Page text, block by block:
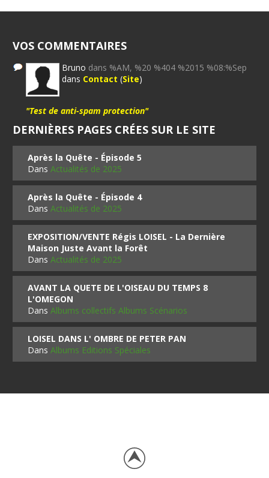
VOS COMMENTAIRES
Bruno dans %AM, %20 %404 %2015 %08:%Sep
dans Contact (Site)
"Test de anti-spam protection"
DERNIÈRES PAGES CRÉES SUR LE SITE
Après la Quête - Épisode 5
DansActualités de 2025
Après la Quête - Épisode 4
DansActualités de 2025
EXPOSITION/VENTE Régis LOISEL - La Dernière
Maison Juste Avant la Forêt
DansActualités de 2025
AVANT LA QUETE DE L'OISEAU DU TEMPS 8
L'OMEGON
DansAlbums collectifs Albums Scénarios
LOISEL DANS L' OMBRE DE PETER PAN
DansAlbums Editions Spéciales